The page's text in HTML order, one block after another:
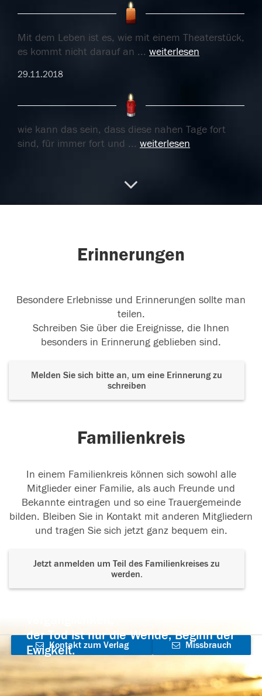
Mit dem Leben ist es, wie mit einem Theaterstück,
es kommt nicht darauf an ... weiterlesen
29.11.2018
wie kann das sein, dass diese nahen Tage fort
sind, für immer fort und ... weiterlesen
Erinnerungen
Besondere Erlebnisse und Erinnerungen sollte man
teilen.
Schreiben Sie über die Ereignisse, die Ihnen
besonders in Erinnerung geblieben sind.
Melden Sie sich bitte an, um eine Erinnerung zu
schreiben
Familienkreis
In einem Familienkreis können sich sowohl alle
Mitglieder einer Familie, als auch Freunde und
Bekannte eintragen und so eine Trauergemeinde
bilden. Bleiben Sie in Kontakt mit anderen Mitgliedern
und tragen Sie sich jetzt ganz bequem ein.
Jetzt anmelden um Teil des Familienkreises zu
werden.
der Tod ist nur die Wende, Beginn der
Ewigkeit.
Kontakt zum Verlag
aufnehmen
Missbrauch